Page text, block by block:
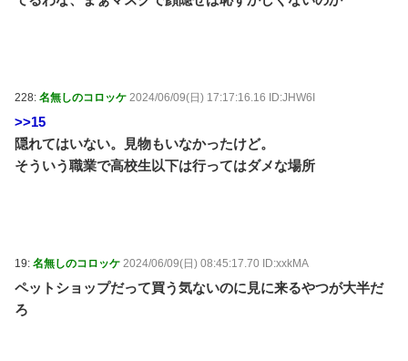
228: 名無しのコロッケ 2024/06/09(日) 17:17:16.16 ID:JHW6I
>>15
隠れてはいない。見物もいなかったけど。
そういう職業で高校生以下は行ってはダメな場所
19: 名無しのコロッケ 2024/06/09(日) 08:45:17.70 ID:xxkMA
ペットショップだって買う気ないのに見に来るやつが大半だ
ろ